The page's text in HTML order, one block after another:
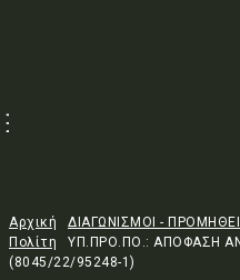
Αρχική ΔΙΑΓΩΝΙΣΜΟΙ -
Πολίτη
ΥΠ.ΠΡΟ.ΠΟ.: ΑΠΟΦΑΣΗ
(8045/22/95248-1)